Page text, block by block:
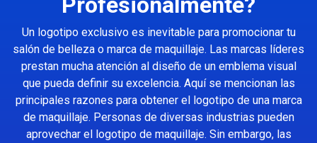
Un logotipo exclusivo es inevitable para promocionar tu
salón de belleza o marca de maquillaje. Las marcas líderes
prestan mucha atención al diseño de un emblema visual
que pueda definir su excelencia. Aquí se mencionan las
principales razones para obtener el logotipo de una marca
de maquillaje. Personas de diversas industrias pueden
aprovechar el logotipo de maquillaje. Sin embargo, las